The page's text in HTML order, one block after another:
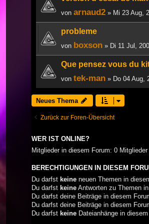
von arnaud2 » Mi 23 Aug,
probleme
von boxson » Di 11 Jul,
Que pensez vous du
von tek-man » Do 04 Aug,
Neues Thema
Zurück zur Foren-Übersicht
WER IST ONLINE?
Mitglieder in diesem Forum: 0
BERECHTIGUNGEN IN DIESEM
Du darfst keine neuen Themen in
Du darfst keine Antworten zu Themen
Du darfst deine Beiträge in diesem
Du darfst deine Beiträge in diesem
Du darfst keine Dateianhänge in